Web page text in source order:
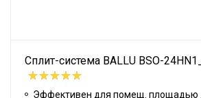
Сплит-система BALLU BSO-
Эффективен для помещ. площадью